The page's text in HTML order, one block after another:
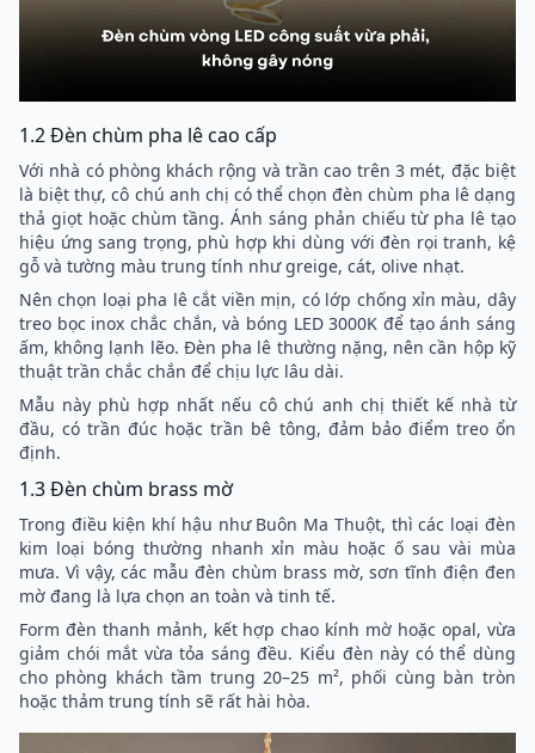
1.2 Đèn chùm pha lê cao cấp
Với nhà có phòng khách rộng và trần cao trên 3 mét, đặc biệt
là biệt thự, cô chú anh chị có thể chọn đèn chùm pha lê dạng
thả giọt hoặc chùm tầng. Ánh sáng phản chiếu từ pha lê tạo
hiệu ứng sang trọng, phù hợp khi dùng với đèn rọi tranh, kệ
gỗ và tường màu trung tính như greige, cát, olive nhạt.
Nên chọn loại pha lê cắt viền mịn, có lớp chống xỉn màu, dây
treo bọc inox chắc chắn, và bóng LED 3000K để tạo ánh sáng
ấm, không lạnh lẽo. Đèn pha lê thường nặng, nên cần hộp kỹ
thuật trần chắc chắn để chịu lực lâu dài.
Mẫu này phù hợp nhất nếu cô chú anh chị thiết kế nhà từ
đầu, có trần đúc hoặc trần bê tông, đảm bảo điểm treo ổn
định.
1.3 Đèn chùm brass mờ
Trong điều kiện khí hậu như Buôn Ma Thuột, thì các loại đèn
kim loại bóng thường nhanh xỉn màu hoặc ố sau vài mùa
mưa. Vì vậy, các mẫu đèn chùm brass mờ, sơn tĩnh điện đen
mờ đang là lựa chọn an toàn và tinh tế.
Form đèn thanh mảnh, kết hợp chao kính mờ hoặc opal, vừa
giảm chói mắt vừa tỏa sáng đều. Kiểu đèn này có thể dùng
cho phòng khách tầm trung 20–25 m², phối cùng bàn tròn
hoặc thảm trung tính sẽ rất hài hòa.